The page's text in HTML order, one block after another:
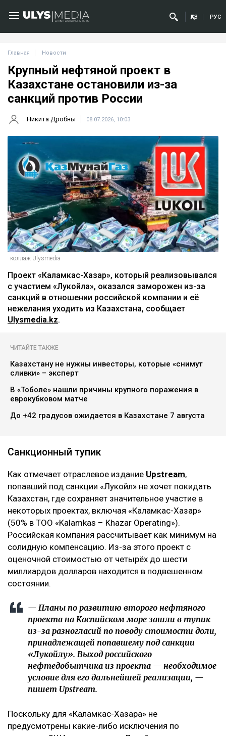
ҚАЗ РУС
Главная Новости
Крупный нефтяной проект в
Казахстане остановили из-за
санкций против России
Никита Дробны 08.07.2026, 10:03
коллаж Ulysmedia
Проект «Каламкас-Хазар», который реализовывался
с участием «Лукойла», оказался заморожен из-за
санкций в отношении российской компании и её
нежелания уходить из Казахстана, сообщает
Ulysmedia.kz.
ЧИТАЙТЕ ТАКЖЕ
Казахстану не нужны инвесторы, которые «снимут
сливки» – эксперт
В «Тоболе» нашли причины крупного поражения в
еврокубковом матче
До +42 градусов ожидается в Казахстане 7 августа
Санкционный тупик
Как отмечает отраслевое издание Upstream,
попавший под санкции «Лукойл» не хочет покидать
Казахстан, где сохраняет значительное участие в
некоторых проектах, включая «Каламкас-Хазар»
(50% в ТОО «Kalamkas – Khazar Operating»).
Российская компания рассчитывает как минимум на
солидную компенсацию. Из-за этого проект с
оценочной стоимостью от четырёх до шести
миллиардов долларов находится в подвешенном
состоянии.
— Планы по развитию второго нефтяного
проекта на Каспийском море зашли в тупик
из-за разногласий по поводу стоимости доли,
принадлежащей попавшему под санкции
«Лукойлу». Выход российского
нефтедобытчика из проекта — необходимое
условие для его дальнейшей реализации, —
пишет Upstream.
Поскольку для «Каламкас-Хазара» не
предусмотрены какие-либо исключения по